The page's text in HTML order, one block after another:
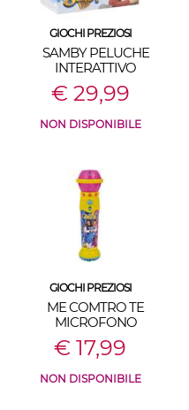
GIOCHI PREZIOSI
SAMBY PELUCHE
INTERATTIVO
€ 29,99
NON DISPONIBILE
GIOCHI PREZIOSI
ME COMTRO TE
MICROFONO
€ 17,99
NON DISPONIBILE